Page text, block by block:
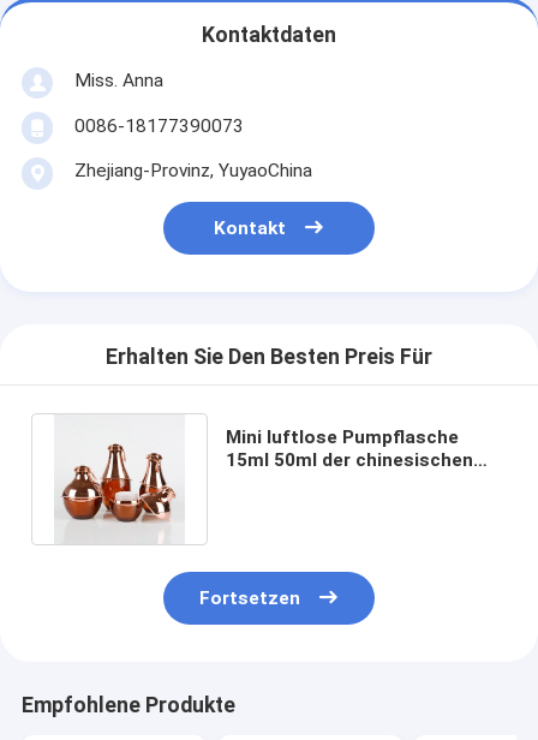
Kontaktdaten
Miss. Anna
0086-18177390073
Zhejiang-Provinz, YuyaoChina
Kontakt
Erhalten Sie Den Besten Preis Für
Mini luftlose Pumpflasche
15ml 50ml der chinesischen
Fortsetzen
Empfohlene Produkte